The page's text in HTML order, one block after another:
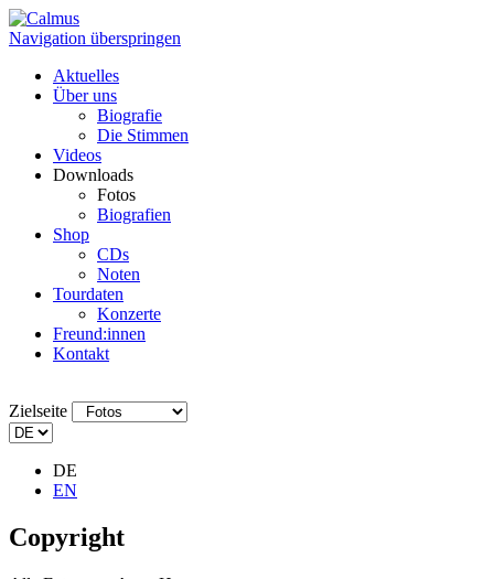
Navigation überspringen
Aktuelles
Über uns
Biografie
Die Stimmen
Videos
Downloads
Fotos
Biografien
Shop
CDs
Noten
Tourdaten
Konzerte
Freund:innen
Kontakt
Zielseite
DE
EN
Copyright